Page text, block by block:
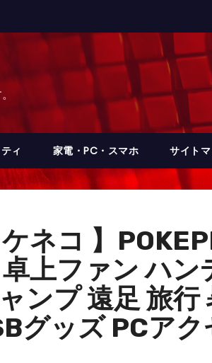
ィ 家電・PC・スマホ サイト
ネコ 】
上ファン ハ
ンプ 遠足 旅
グッズ PCア